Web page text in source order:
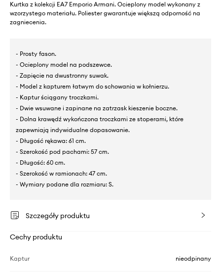
Kurtka z kolekcji EA7 Emporio Armani. Ocieplony model wykonany z
wzorzystego materiału. Poliester gwarantuje większą odporność na
zagniecenia.
- Prosty fason.
- Ocieplony model na podszewce.
- Zapięcie na dwustronny suwak.
- Model z kapturem łatwym do schowania w kołnierzu.
- Kaptur ściągany troczkami.
- Dwie wsuwane i zapinane na zatrzask kieszenie boczne.
- Dolna krawędź wykończona troczkami ze stoperami, które
zapewniają indywidualne dopasowanie.
- Długość rękawa: 61 cm.
- Szerokość pod pachami: 57 cm.
- Długość: 60 cm.
- Szerokość w ramionach: 47 cm.
- Wymiary podane dla rozmiaru: S.
Szczegóły produktu
Cechy produktu
Kaptur nieodpinany